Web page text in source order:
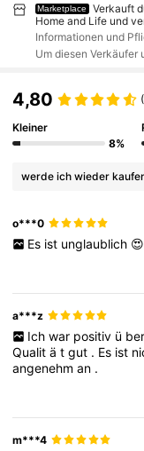
Marketplace
Verkauft
Home and Life und
Informationen und
Um diesen Verkäufer
4,80
Kleiner
8%
werde ich wieder
o***0
Es ist unglaublich 😍
a***z
Ich war positiv ü
Qualitätgut . Es ist
angenehman .
m***4